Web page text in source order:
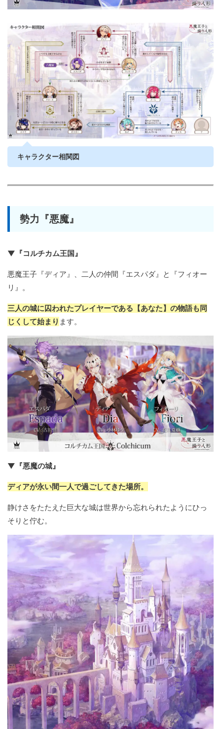
キャラクター相関図
勢力『悪魔』
▼『コルチカム王国』
悪魔王子『ディア』、二人の仲間『エスパダ』と『フィオー
リ』。
三人の城に囚われたプレイヤーである【あなた】の物語も同
じくして始まり ます。
▼『悪魔の城』
ディアが永い間一人で過ごしてきた場所。
静けさをたたえた巨大な城は世界から忘れられたようにひっ
そりと佇む。